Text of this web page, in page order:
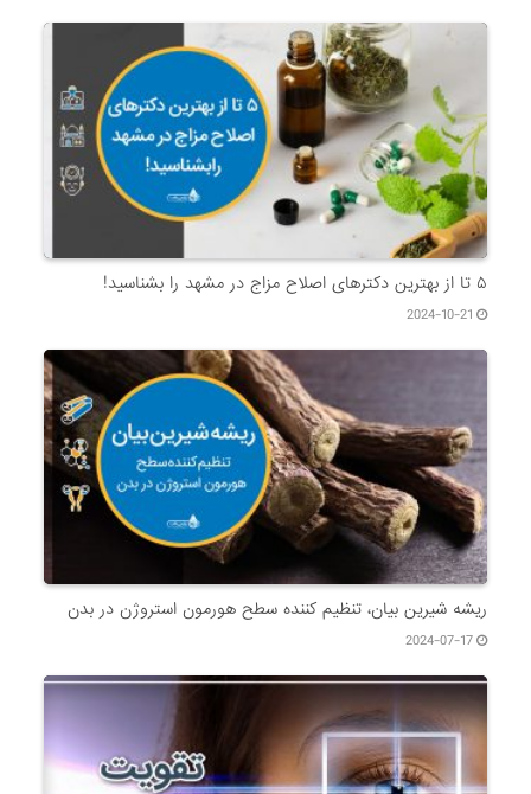
۵ تا از بهترین دکتر‌های اصلاح مزاج در مشهد را بشناسید!
2024-10-21
ریشه شیرین بیان، تنظیم کننده سطح هورمون استروژن در بدن
2024-07-17